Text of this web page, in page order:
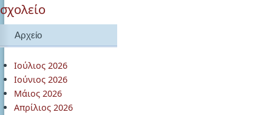
σχολείο
Αρχείο
Ιούλιος 2026
Ιούνιος 2026
Μάιος 2026
Απρίλιος 2026